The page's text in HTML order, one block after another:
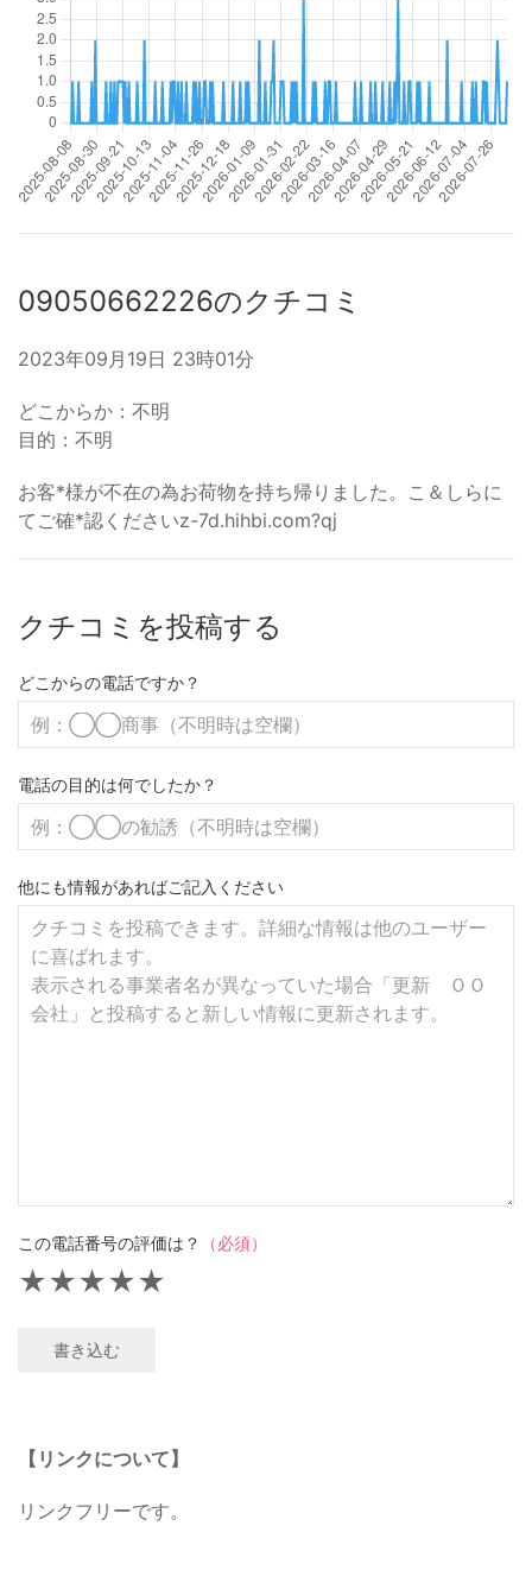
09050662226のクチコミ
2023年09月19日 23時01分
どこからか：不明
目的：不明
お客*様が不在の為お荷物を持ち帰りました。こ＆しらに
てご確*認くださいz-7d.hihbi.com?qj
クチコミを投稿する
どこからの電話ですか？
電話の目的は何でしたか？
他にも情報があればご記入ください
この電話番号の評価は？ （必須）
★
★
★
★
★
書き込む
【リンクについて】
リンクフリーです。